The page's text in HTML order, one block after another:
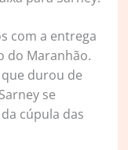
com a entrega
do Maranhão.
durou de
se
cúpula das